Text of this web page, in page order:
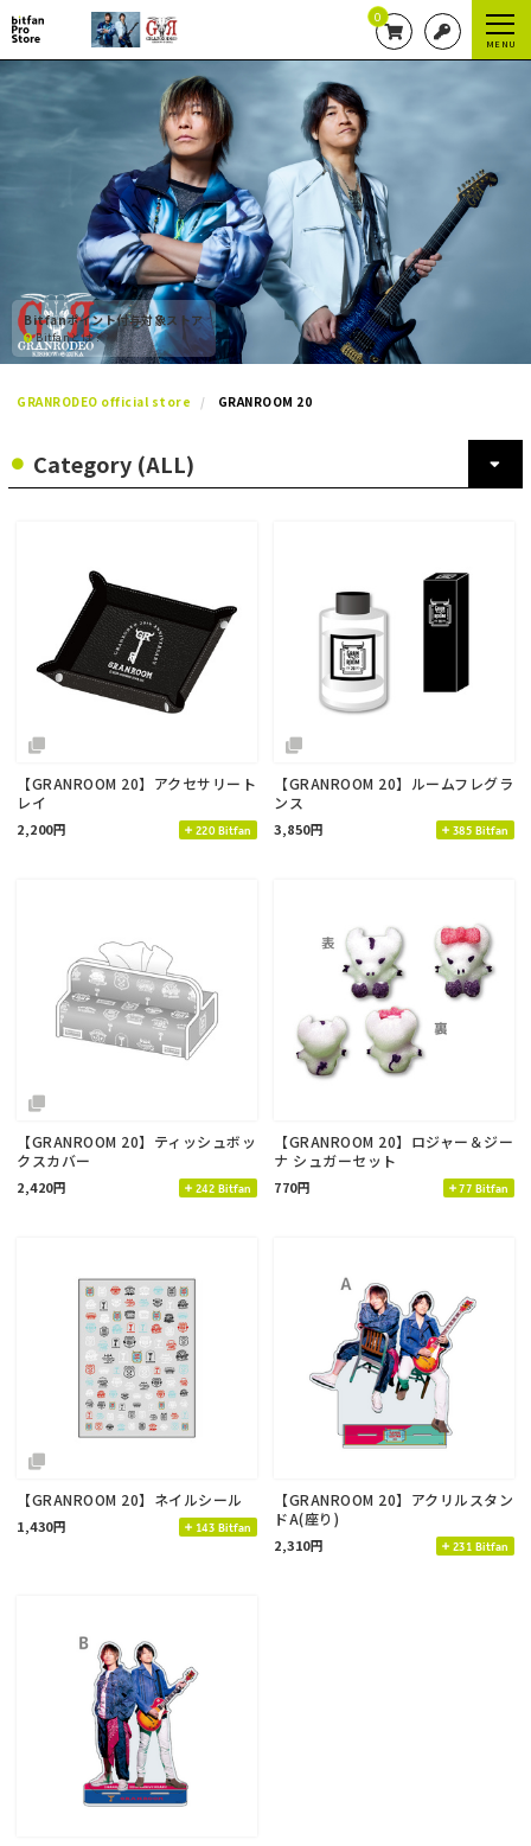
0
MENU
Bitfanポイント付与対象ストア
Bitfanとは？
GRANRODEO official store GRANROOM 20
【GRANROOM 20】アクセサリート
レイ
2,200円 220 Bitfan
【GRANROOM 20】ルームフレグラ
ンス
3,850円 385 Bitfan
【GRANROOM 20】ティッシュボッ
クスカバー
2,420円 242 Bitfan
【GRANROOM 20】ロジャー＆ジー
ナ シュガーセット
770円 77 Bitfan
【GRANROOM 20】ネイルシール
1,430円 143 Bitfan
【GRANROOM 20】アクリルスタン
ドA(座り)
2,310円 231 Bitfan